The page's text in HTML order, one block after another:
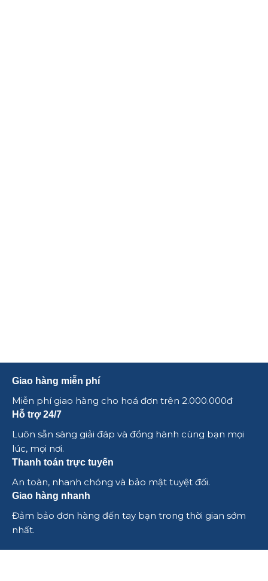
Giao hàng miễn phí
Miễn phí giao hàng cho hoá đơn trên 2.000.000đ
Hỗ trợ 24/7
Luôn sẵn sàng giải đáp và đồng hành cùng bạn mọi
lúc, mọi nơi.
Thanh toán trực tuyến
An toàn, nhanh chóng và bảo mật tuyệt đối.
Giao hàng nhanh
Đảm bảo đơn hàng đến tay bạn trong thời gian sớm
nhất.